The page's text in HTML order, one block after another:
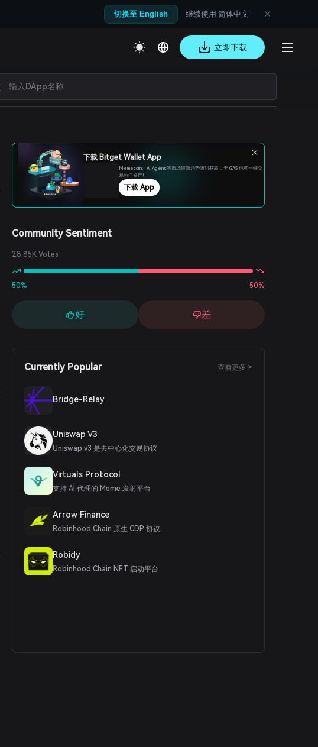
切换至 English 继续使用 简体中文
立即下载
下载 Bitget Wallet App
Memecoin、Al Agent 等市场最新趋势随时获取，无 GAS 也可一键交
易热门资产!
下载 App
Community Sentiment
28.85K Votes
50% 50%
好 差
Currently Popular 查看更多 >
Bridge-Relay
Uniswap V3
Uniswap v3 是去中心化交易协议
Virtuals Protocol
支持 AI 代理的 Meme 发射平台
Arrow Finance
Robinhood Chain 原生 CDP 协议
Robidy
Robinhood Chain NFT 启动平台